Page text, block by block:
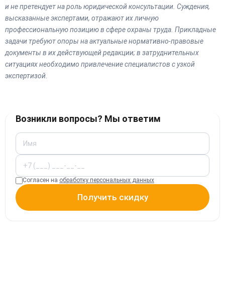
и не претендует на роль юридической консультации. Суждения,
высказанные экспертами, отражают их личную
профессиональную позицию в сфере охраны труда. Прикладные
задачи требуют опоры на актуальные нормативно-правовые
документы в их действующей редакции; в затруднительных
ситуациях необходимо привлечение специалистов с узкой
экспертизой.
Возникли вопросы? Мы ответим
Согласен на обработку персональных данных
Получить скидку